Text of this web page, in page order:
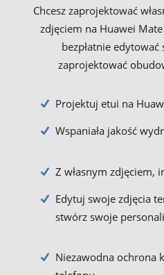
Chcesz zaprojektować
zdjęciem na Huawei
bezpłatnie
zaprojektować
Projektuj etui na
Wspaniała jakość
Z własnym zdjęciem,
Edytuj swoje zdjęcia
stwórz swoje
Niezawodna ochrona